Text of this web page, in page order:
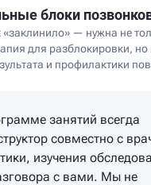
блоки
«заклинило» — нужна не
для разблокировки,
и профилактики
занятий всегда
совместно с
изучения
с вами. Мы не